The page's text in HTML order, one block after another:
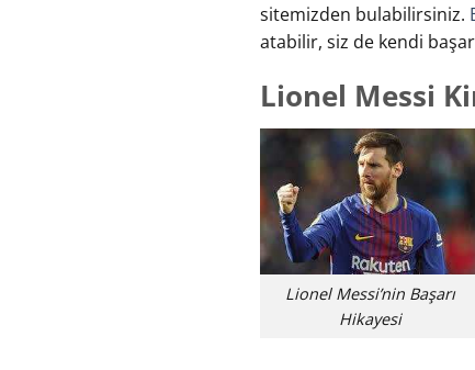
sitemizden bulabilirsiniz.
atabilir, siz de kendi
Lionel Messi
Lionel Messi’nin Başarı
Hikayesi